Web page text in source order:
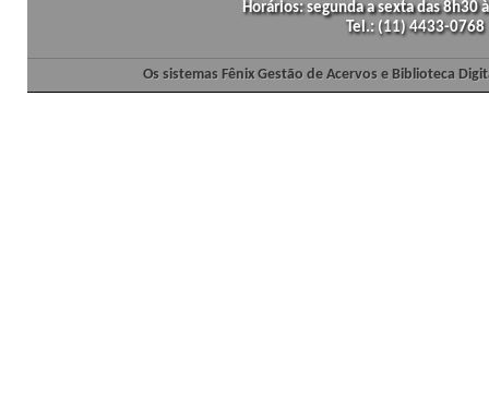
Horários: segunda a sexta das
Tel.: (11) 4433-
Os sistemas Fênix Gestão de Acervos e Biblioteca